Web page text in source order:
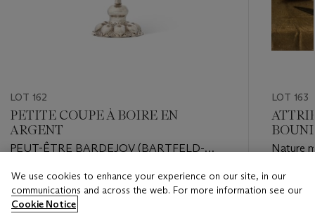
LOT 162
PETITE COUPE À BOIRE EN
ARGENT
PEUT-ÊTRE BARDEJOV (BARTFELD-
1720
Estimate
EUR 1,000 - EUR 1,500
LOT 163
Nature
Estimate
We use cookies to enhance your experience on our site, in our
communications and across the web. For more information see our
Cookie Notice